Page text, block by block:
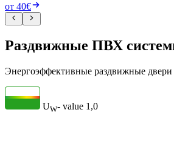
от 40€
Раздвижные ПВХ
Энергоэффективные раздвижные двери
UW- value 1,0